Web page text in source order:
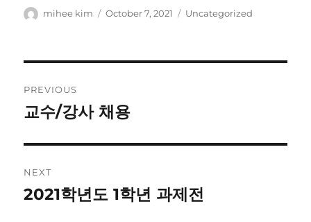
Author
mihee kim
Posted
October 7, 2021 Categories
Uncategorized
navigation
PREVIOUS
Previous
교수/강사 채용
NEXT
Next
2021학년도 1학년 과제전